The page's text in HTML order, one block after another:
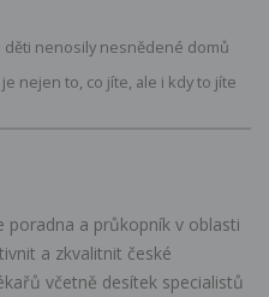
děti nenosily nesnědené domů
nejen to, co jíte, ale i kdy to jíte
poradna a průkopník v oblasti
a zkvalitnit české
včetně desítek specialistů